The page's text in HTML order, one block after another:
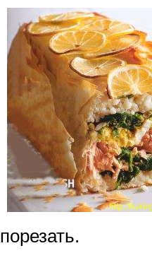
порезать.